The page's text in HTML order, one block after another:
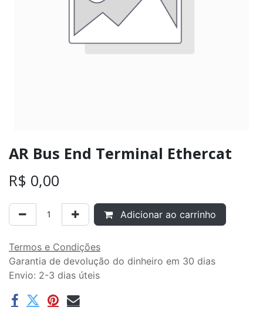
AR Bus End Terminal Ethercat
R$ 0,00
Adicionar ao carrinho
Termos e Condições
Garantia de devolução do dinheiro em 30 dias
Envio: 2-3 dias úteis